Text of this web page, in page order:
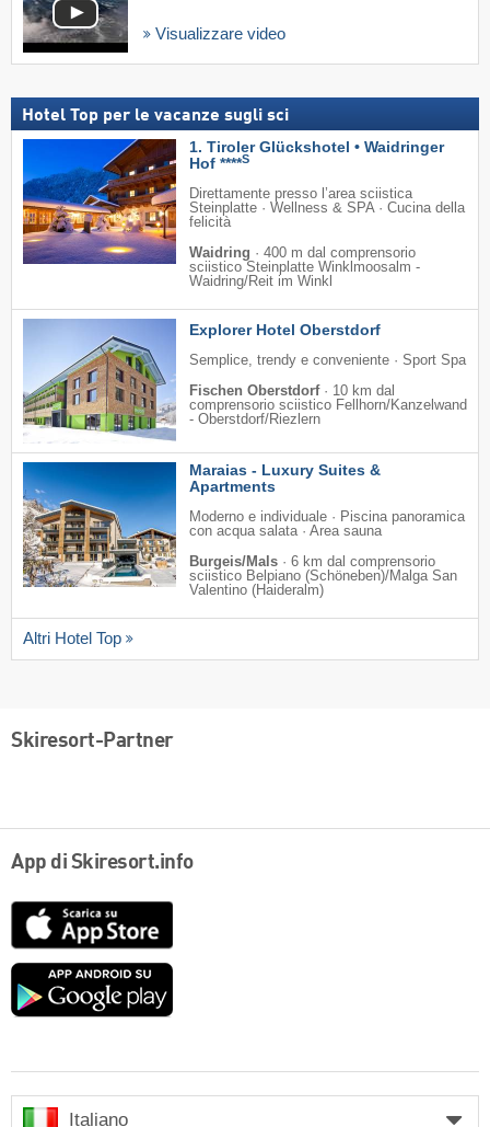
Visualizzare video
Hotel Top per le vacanze sugli sci
1. Tiroler Glückshotel • Waidringer
Hof ****S
Direttamente presso l’area sciistica
Steinplatte · Wellness & SPA · Cucina della
felicità
Waidring · 400 m dal comprensorio
sciistico Steinplatte Winklmoosalm -
Waidring/​Reit im Winkl
Explorer Hotel Oberstdorf
Semplice, trendy e conveniente · Sport Spa
Fischen Oberstdorf· 10 km dal
comprensorio sciistico Fellhorn/​Kanzelwand
- Oberstdorf/​Riezlern
Maraias - Luxury Suites &
Apartments
Moderno e individuale · Piscina panoramica
con acqua salata · Area sauna
Burgeis/Mals · 6 km dal comprensorio
sciistico Belpiano (Schöneben)/​Malga San
Valentino (Haideralm)
Altri Hotel Top
Skiresort-Partner
App di Skiresort.info
Google
Italiano